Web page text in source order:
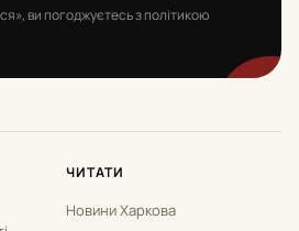
ви погоджуєтесь з політикою
ЧИТАТИ
Новини Харкова